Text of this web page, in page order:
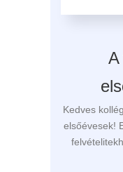
A
Kedves
elsőévesek!